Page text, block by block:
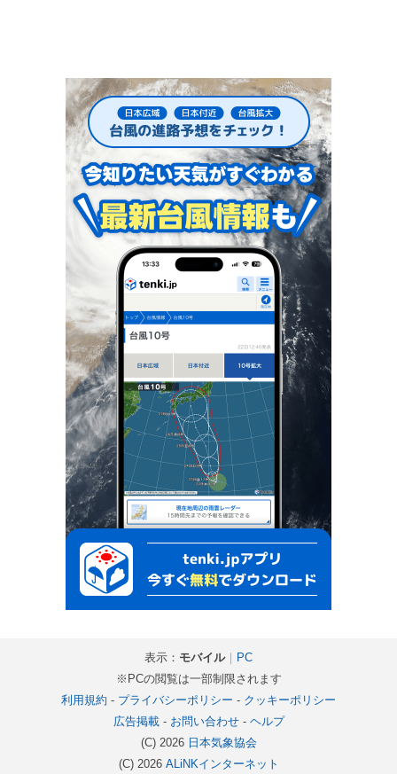
表示： モバイル｜
PC
※PCの閲覧は一部制限されます
利用規約 - プライバシーポリシー - クッキーポリシー
広告掲載- お問い合わせ- ヘルプ
(C) 2026 日本気象協会
(C) 2026 ALiNKインターネット